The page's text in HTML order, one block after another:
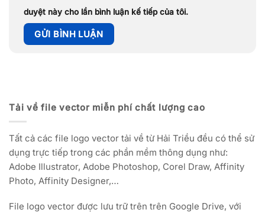
duyệt này cho lần bình luận kế tiếp của tôi.
Tải về file vector miễn phí chất lượng cao
Tất cả các file logo vector tải về từ Hải Triều đều có thể sử
dụng trực tiếp trong các phần mềm thông dụng như:
Adobe Illustrator, Adobe Photoshop, Corel Draw, Affinity
Photo, Affinity Designer,…
File logo vector được lưu trữ trên trên Google Drive, với